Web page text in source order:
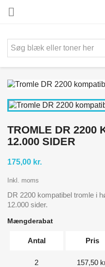

TROMLE DR 2200
12.000 SIDER
175,00 kr.
Inkl. moms
DR 2200 kompatibel tromle i
12.000 sider.
Mængderabat
Antal Pris
2 157,50